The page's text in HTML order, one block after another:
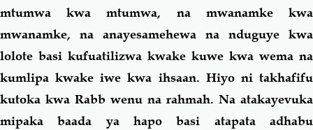
mtumwa kwa mtumwa, na mwanamke kwa
mwanamke, na anayesamehewa na nduguye kwa
lolote basi kufuatilizwa kwake kuwe kwa wema na
kumlipa kwake iwe kwa ihsaan. Hiyo ni takhafifu
kutoka kwa Rabb wenu na rahmah. Na atakayevuka
mipaka baada ya hapo basi atapata adhabu